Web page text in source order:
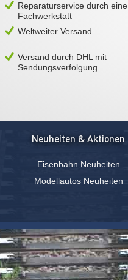
Reparaturservice durch eine
Fachwerkstatt
Weltweiter Versand
Versand durch DHL mit
Sendungsverfolgung
Neuheiten & Aktionen
Eisenbahn Neuheiten
Modellautos Neuheiten